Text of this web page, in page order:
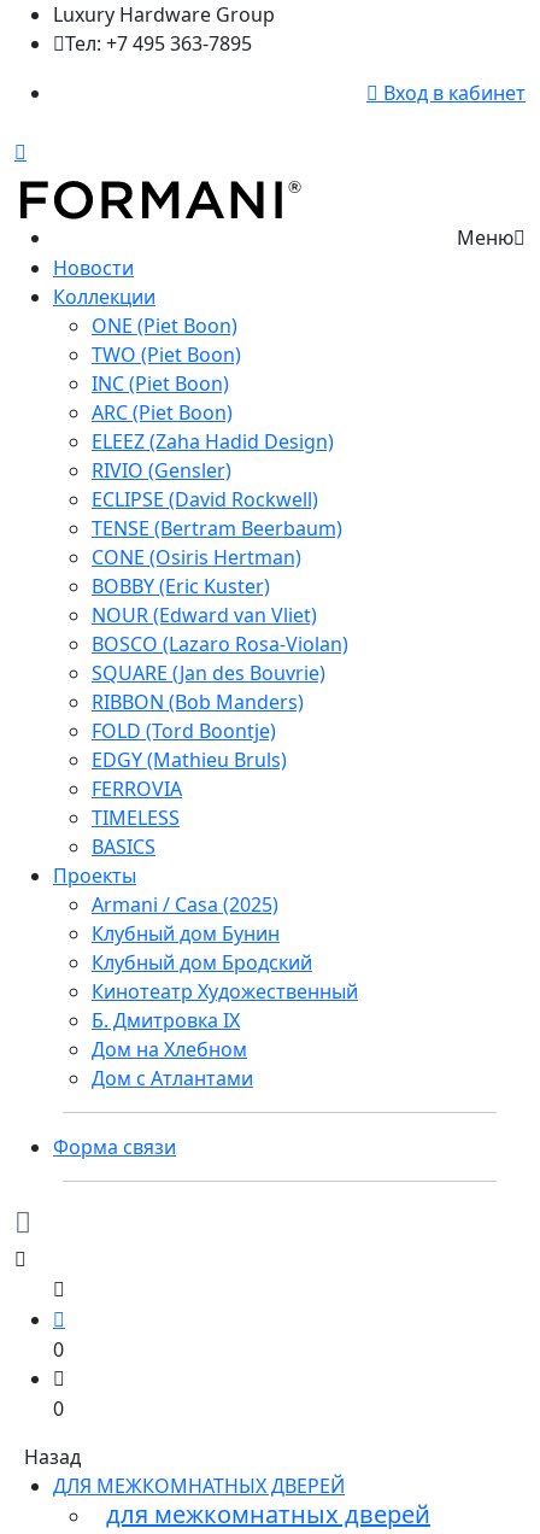
Luxury Hardware Group
Тел: +7 495 363-7895
Вход в кабинет
Меню
Новости
Коллекции
ONE (Piet Boon)
TWO (Piet Boon)
INC (Piet Boon)
ARC (Piet Boon)
ELEEZ (Zaha Hadid Design)
RIVIO (Gensler)
ECLIPSE (David Rockwell)
TENSE (Bertram Beerbaum)
CONE (Osiris Hertman)
BOBBY (Eric Kuster)
NOUR (Edward van Vliet)
BOSCO (Lazaro Rosa-Violan)
SQUARE (Jan des Bouvrie)
RIBBON (Bob Manders)
FOLD (Tord Boontje)
EDGY (Mathieu Bruls)
FERROVIA
TIMELESS
BASICS
Проекты
Armani / Casa (2025)
Клубный дом Бунин
Клубный дом Бродский
Кинотеатр Художественный
Б. Дмитровка IX
Дом на Хлебном
Дом с Атлантами
Форма связи
0
0
Назад
ДЛЯ МЕЖКОМНАТНЫХ ДВЕРЕЙ
для межкомнатных дверей